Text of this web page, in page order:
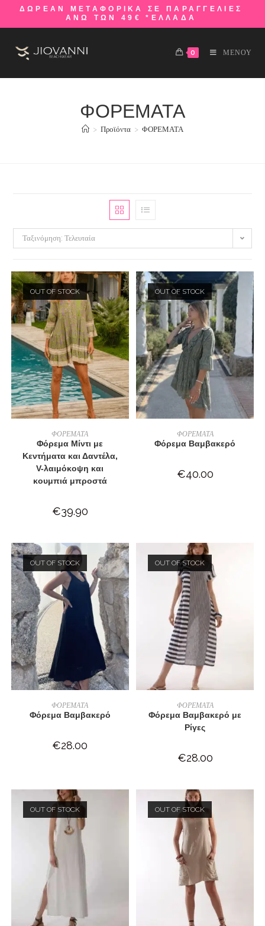
ΔΩΡΕΑΝ ΜΕΤΑΦΟΡΙΚΑ ΣΕ ΠΑΡΑΓΓΕΛΙΕΣ
ΑΝΩ ΤΩΝ 49€ *ΕΛΛΑΔΑ
0 ΜΕΝΟΥ
ΦΟΡΕΜΑΤΑ
> Προϊόντα > ΦΟΡΕΜΑΤΑ
Ταξινόμηση: Τελευταία
OUT OF STOCK
ΕΠΙΛΟΓΉ
ΦΟΡΕΜΑΤΑ
Φόρεμα Μίντι με
Κεντήματα και Δαντέλα,
V-λαιμόκοψη και
κουμπιά μπροστά
€39.90
OUT OF STOCK
ΔΙΑΒΆΣΤΕ ΠΕΡΙΣΣΌΤΕΡΑ
ΦΟΡΕΜΑΤΑ
Φόρεμα Βαμβακερό
€40.00
OUT OF STOCK
ΔΙΑΒΆΣΤΕ ΠΕΡΙΣΣΌΤΕΡΑ
ΦΟΡΕΜΑΤΑ
Φόρεμα Βαμβακερό
€28.00
OUT OF STOCK
ΔΙΑΒΆΣΤΕ ΠΕΡΙΣΣΌΤΕΡΑ
ΦΟΡΕΜΑΤΑ
Φόρεμα Βαμβακερό με
Ρίγες
€28.00
OUT OF STOCK OUT OF STOCK